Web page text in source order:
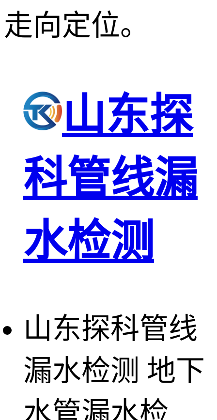
走向定位。
山东探
科管线漏
水检测
山东探科管线
漏水检测 地下
水管漏水检